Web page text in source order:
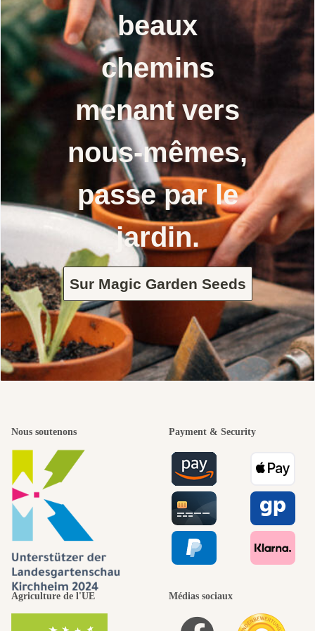
beaux
chemins
menant vers
nous-mêmes,
passe par le
jardin.
Sur Magic Garden Seeds
Nous soutenons Payment & Security
Agriculture de l'UE Médias sociaux